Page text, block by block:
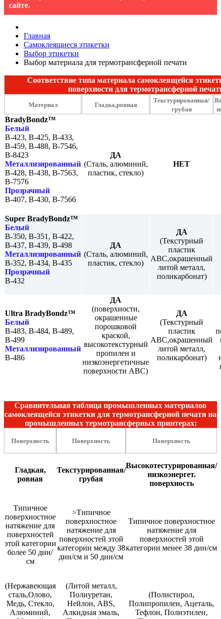
сайте.
Главная
Самоклеящиеся этикетки
Выбор этикетки
Выбор материала для термотрансферной печати
Соответствие типа материала самоклеящейся
поверхности для термотрансферной
Материал Гладка,ровная
Текстурированная/
грубая
BradyBondz™
Белый
B-423, B-425, B-433,
B-459, B-488, B-7546,
B-8423
Металлизированный
B-428, B-438, B-7563,
B-7576
Прозрачный
B-407, B-430, B-7566
ДА
(Сталь, алюминий,
пластик, стекло)
НЕТ
Super BradyBondz™
Белый
B-350, B-351, B-422,
B-437, B-439, B-498
Металлизированный
B-352, B-434, B-435
Прозрачный
B-432
ДА
(Сталь, алюминий,
пластик, стекло)
ДА
(Текстурный
пластик
АВС,окрашенный
литой металл,
поликарбонат)
Ultra BradyBondz™
Белый
B-483, B-484, B-489,
B-499
Металлизированный
B-486
ДА
(поверхности,
окрашенные
порошковой
краской,
высокотекстурный
пропилен и
низкоэнергетичные
поверхности АВС)
ДА
(Текстурный
пластик
АВС,окрашенный
литой металл,
поликарбонат)
Сравнительная таблица промышленных материалов
самоклеящейся этикетки для термотрансферной печати на
промышленных термотрансферных принтерах:
Поверхность Поверхность Поверхность
Гладкая,
ровная
Текстурированная/
грубая
Высокотестурированная/
низкоэнергет.
поверхность
Типичное
поверхностное
натяжение для
поверхностей
этой категории
более 50 дин/
см
>Типичное
поверхностное
натяжение для
поверхностей этой
категории между 38
дин/см и 50 дин/см
Типичное поверхностное
натяжение для
поверхностей этой
категории менее 38 дин/см
(Нержавеющая
сталь,Олово,
Медь, Стекло,
Алюминий,
(Литой металл,
Полиуретан,
Нейлон, АВS,
Алкидная эмаль,
(Полистирол,
Полипропилен, Ацеталь,
Тефлон, Полиэтилен,